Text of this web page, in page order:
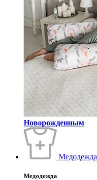
Новорожденным
Медодежда
Медодежда